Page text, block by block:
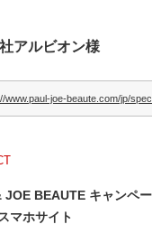
アルビオン様
www.paul-joe-beaute.com/jp/
JOE BEAUTE キャンペ
マホサイト